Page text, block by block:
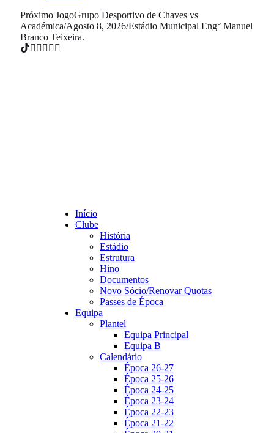
Próximo JogoGrupo Desportivo de Chaves vs
Académica/Agosto 8, 2026/Estádio Municipal Eng° Manuel
Branco Teixeira.
Início
Clube
História
Estádio
Estrutura
Hino
Documentos
Novo Sócio/Renovar Quotas
Passes de Época
Equipa
Plantel
Equipa Principal
Equipa B
Calendário
Época 26-27
Época 25-26
Época 24-25
Época 23-24
Época 22-23
Época 21-22